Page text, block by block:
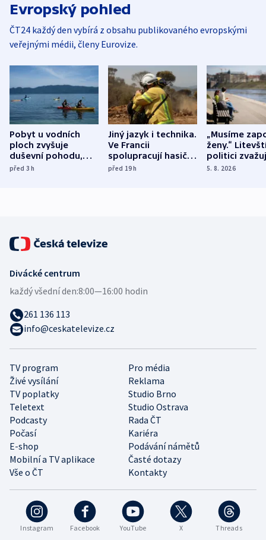
Evropský pohled
ČT24 každý den vybírá z obsahu publikovaného evropskými
veřejnými médii, členy Eurovize.
Pobyt u vodních
ploch zvyšuje
duševní pohodu,
ukázala
před 3h
Jiný jazyk i technika.
Ve Francii
spolupracují hasiči z
různých zemí
před 19h
„Musíme
ženy.“
politici
dohodu o
5. 8. 2026
Instagram Facebook YouTube X Threads
TV program
Pro média
Živé vysílání
Reklama
TV poplatky
Studio Brno
Teletext
Studio Ostrava
Podcasty
Rada ČT
Počasí
Kariéra
E-shop
Podávání námětů
Mobilní a TV aplikace
Časté dotazy
Vše o ČT
Kontakty
Divácké centrum
každý všední den:8:00—16:00 hodin
261 136 113
info@ceskatelevize.cz